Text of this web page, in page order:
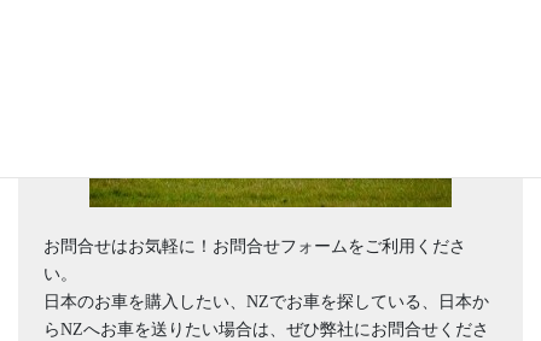
お問合せはお気軽に！お問合せフォームをご利用くださ
い。
日本のお車を購入したい、NZでお車を探している、日本か
らNZへお車を送りたい場合は、ぜひ弊社にお問合せくださ